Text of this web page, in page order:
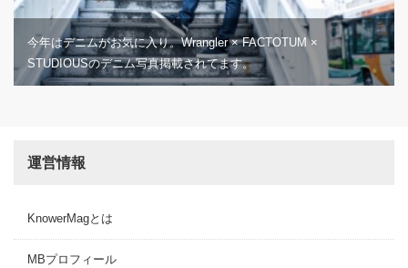
今年はデニムがお気に入り。Wrangler × FACTOTUM ×
STUDIOUSのデニム写真掲載されてます。
運営情報
KnowerMagとは
MBプロフィール